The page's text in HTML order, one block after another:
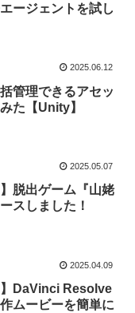
ージェントを試し
2025.06.12
管理できるアセッ
た【Unity】
2025.05.07
】脱出ゲーム『山姥
スしました！
2025.04.09
】DaVinci Resolve
ムービーを簡単に